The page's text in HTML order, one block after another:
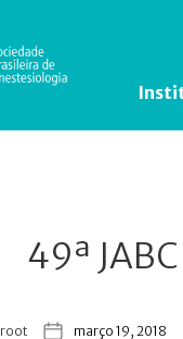
49ª
root março 19, 2018